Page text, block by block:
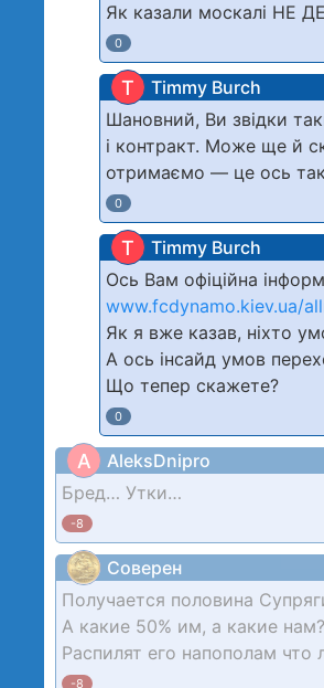
Як казали москалі
0
T Timmy Burch
Шановний, Ви звідки
і контракт. Може ще й
отримаємо — це ось
0
T Timmy Burch
Ось Вам офіційна
www.fcdynamo.kiev.ua/
Як я вже казав, ніхто
А ось інсайд умов
Що тепер скажете?
0
A AleksDnipro
Бред… Утки…
-8
Соверен
Получается половина
А какие 50% им, а какие нам?
Распилят его напополам
-8